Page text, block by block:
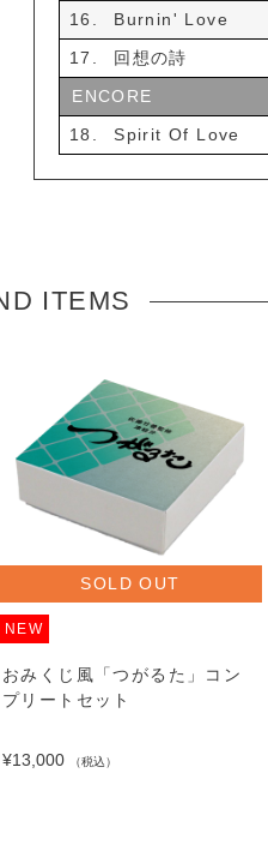
16.
Burnin' Love
17.
回想の詩
ENCORE
18.
Spirit Of Love
ITEMS
SOLD OUT
NEW
おみくじ風「つがるた」コン
プリートセット
¥13,000 （税込）